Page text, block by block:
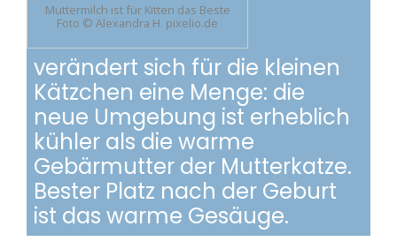
Muttermilch ist für Kitten das Beste
Foto © Alexandra H. pixelio.de
verändert sich für die kleinen
Kätzchen eine Menge: die
neue Umgebung ist erheblich
kühler als die warme
Gebärmutter der Mutterkatze.
Bester Platz nach der Geburt
ist das warme Gesäuge.